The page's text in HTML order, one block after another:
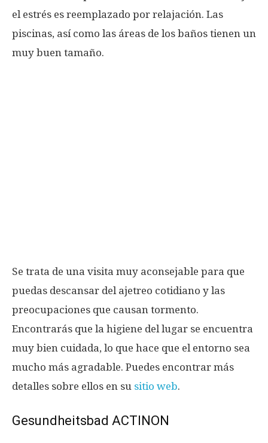
el estrés es reemplazado por relajación. Las
piscinas, así como las áreas de los baños tienen un
muy buen tamaño.
Se trata de una visita muy aconsejable para que
puedas descansar del ajetreo cotidiano y las
preocupaciones que causan tormento.
Encontrarás que la higiene del lugar se encuentra
muy bien cuidada, lo que hace que el entorno sea
mucho más agradable. Puedes encontrar más
detalles sobre ellos en su sitio web.
Gesundheitsbad ACTINON